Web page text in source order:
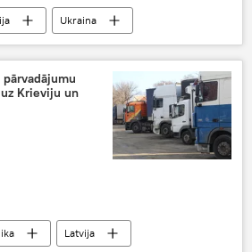
Ukraina
operācija NATO
Krieviju un
Latvija